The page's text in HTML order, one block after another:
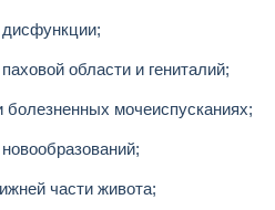
области и гениталий;
болезненных мочеиспусканиях;
части живота;